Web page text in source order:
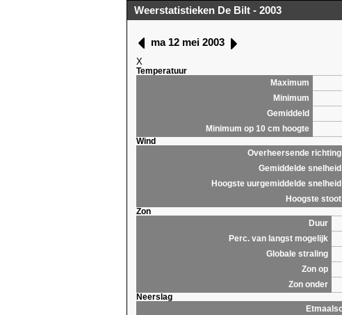
Weerstatistieken De Bilt - 2003
ma 12 mei 2003
X
Temperatuur
Maximum
Minimum
Gemiddeld
Minimum op 10 cm hoogte
Wind
Overheersende richting
Gemiddelde snelheid
Hoogste uurgemiddelde snelheid
Hoogste stoot
Zon
Duur
Perc. van langst mogelijk
Globale straling
Zon op
Zon onder
Neerslag